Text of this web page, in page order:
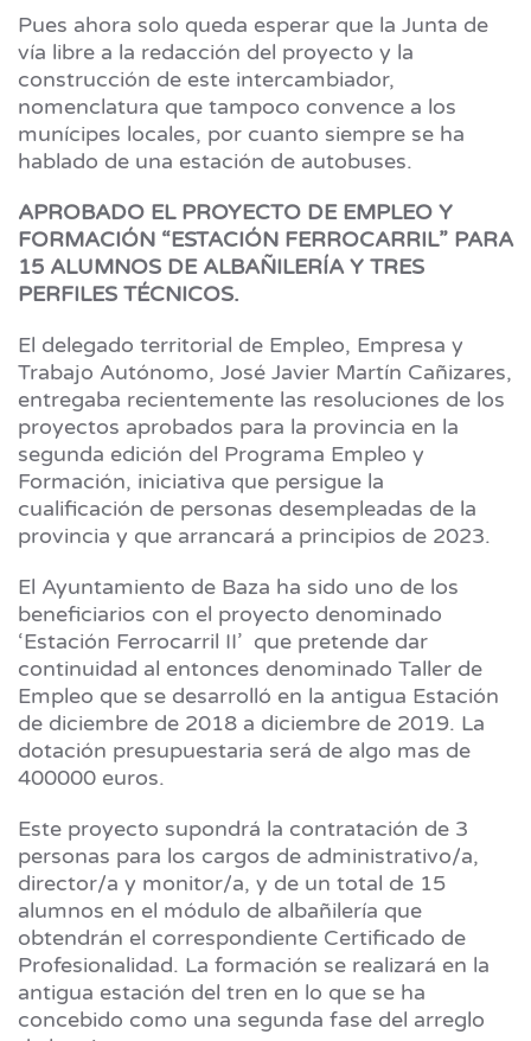
Pues ahora solo queda esperar que la Junta de
vía libre a la redacción del proyecto y la
construcción de este intercambiador,
nomenclatura que tampoco convence a los
munícipes locales, por cuanto siempre se ha
hablado de una estación de autobuses.
APROBADO EL PROYECTO DE EMPLEO Y
FORMACIÓN “ESTACIÓN FERROCARRIL” PARA
15 ALUMNOS DE ALBAÑILERÍA Y TRES
PERFILES TÉCNICOS.
El delegado territorial de Empleo, Empresa y
Trabajo Autónomo, José Javier Martín Cañizares,
entregaba recientemente las resoluciones de los
proyectos aprobados para la provincia en la
segunda edición del Programa Empleo y
Formación, iniciativa que persigue la
cualificación de personas desempleadas de la
provincia y que arrancará a principios de 2023.
El Ayuntamiento de Baza ha sido uno de los
beneficiarios con el proyecto denominado
‘Estación Ferrocarril II’ que pretende dar
continuidad al entonces denominado Taller de
Empleo que se desarrolló en la antigua Estación
de diciembre de 2018 a diciembre de 2019. La
dotación presupuestaria será de algo mas de
400000 euros.
Este proyecto supondrá la contratación de 3
personas para los cargos de administrativo/a,
director/a y monitor/a, y de un total de 15
alumnos en el módulo de albañilería que
obtendrán el correspondiente Certificado de
Profesionalidad. La formación se realizará en la
antigua estación del tren en lo que se ha
concebido como una segunda fase del arreglo